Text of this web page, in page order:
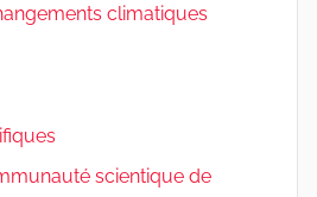
climatiques
scientique de